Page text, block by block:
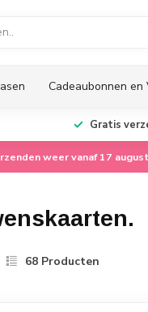
Cadeaubonnen en
Gratis
weer vanaf 17
68 Producten